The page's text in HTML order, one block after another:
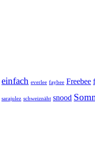
einfach everlee faybee Freebee
sarajulez schweiznäht snood